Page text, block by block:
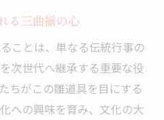
る三曲揃の心
ことは、単なる伝統行事の
次世代へ継承する重要な役
ちがこの雛道具を目にする
への興味を育み、文化の大